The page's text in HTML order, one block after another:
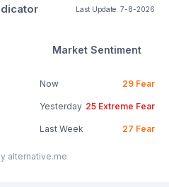
Last Update: 7-8-2026
Market Sentiment
Now 29 Fear
Yesterday 25 Extreme Fear
Last Week 27 Fear
alternative.me